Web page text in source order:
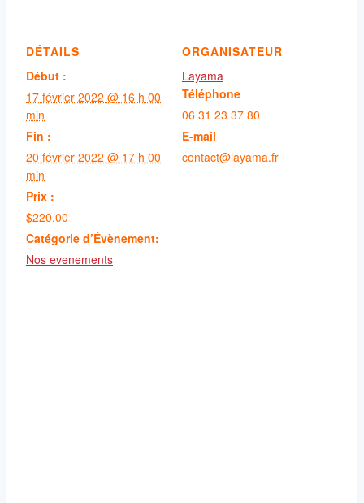
DÉTAILS
Début :
17 février 2022 @ 16 h 00
min
Fin :
20 février 2022 @ 17 h 00
min
Prix :
$220.00
Catégorie d’Évènement:
Nos evenements
ORGANISATEUR
Layama
Téléphone
06 31 23 37 80
E-mail
contact@layama.fr